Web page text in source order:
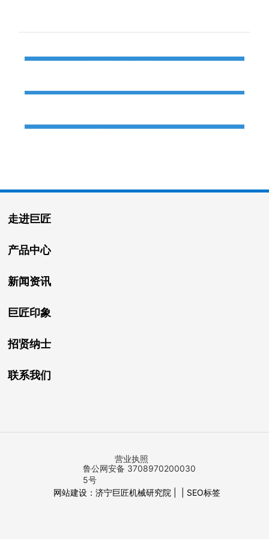
走进巨匠
产品中心
新闻资讯
巨匠印象
招贤纳士
联系我们
营业执照
鲁公网安备 3708970200030
5号
网站建设：济宁巨匠机械研究院 | | SEO标签